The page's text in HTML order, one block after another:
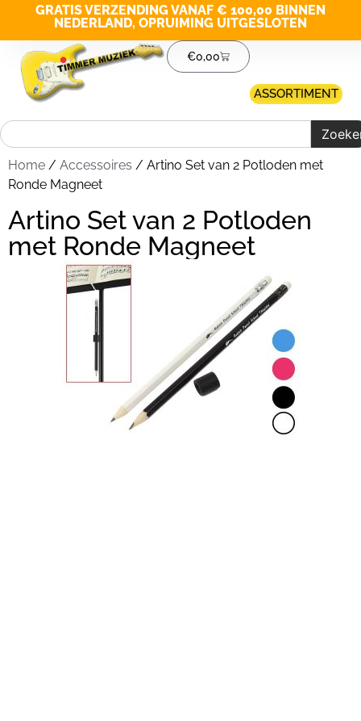
GRATIS VERZENDING VANAF € 100,00 BINNEN
NEDERLAND, OPRUIMING UITGESLOTEN
€0,00
ASSORTIMENT
Home / Accessoires / Artino Set van 2 Potloden met
Ronde Magneet
Artino Set van 2 Potloden
met Ronde Magneet